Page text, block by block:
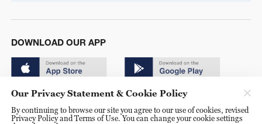
DOWNLOAD OUR APP
Our Privacy Statement & Cookie Policy
By continuing to browse our site you agree to our use of cookies, revised
Privacy Policy and Terms of Use. You can change your cookie settings